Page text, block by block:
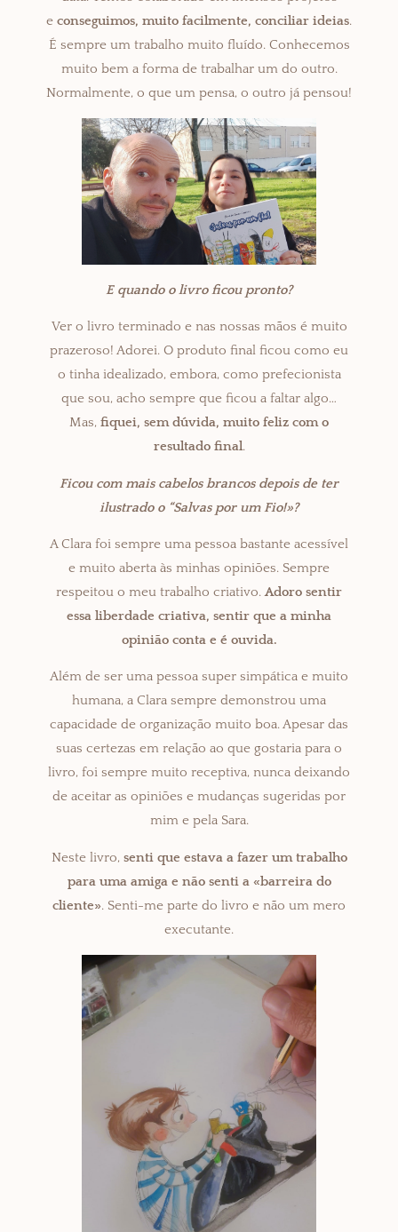
e conseguimos, muito facilmente, conciliar ideias.
É sempre um trabalho muito fluído. Conhecemos
muito bem a forma de trabalhar um do outro.
Normalmente, o que um pensa, o outro já pensou!
E quando o livro ficou pronto?
Ver o livro terminado e nas nossas mãos é muito
prazeroso! Adorei. O produto final ficou como eu
o tinha idealizado, embora, como prefecionista
que sou, acho sempre que ficou a faltar algo…
Mas, fiquei, sem dúvida, muito feliz com o
resultado final.
Ficou com mais cabelos brancos depois de ter
ilustrado o “Salvas por um Fio!»?
A Clara foi sempre uma pessoa bastante acessível
e muito aberta às minhas opiniões. Sempre
respeitou o meu trabalho criativo.Adoro sentir
essa liberdade criativa, sentir que a minha
opinião conta e é ouvida.
Além de ser uma pessoa super simpática e muito
humana, a Clara sempre demonstrou uma
capacidade de organização muito boa. Apesar das
suas certezas em relação ao que gostaria para o
livro, foi sempre muito receptiva, nunca deixando
de aceitar as opiniões e mudanças sugeridas por
mim e pela Sara.
Neste livro, senti que estava a fazer um trabalho
para uma amiga e não senti a «barreira do
cliente». Senti-me parte do livro e não um mero
executante.